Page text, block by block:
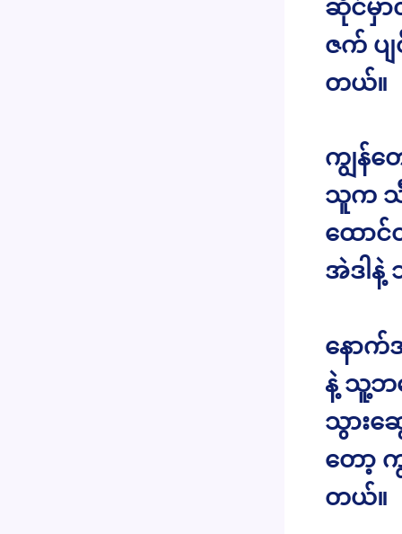
ဆိုင်မှ
ဇက် ပ
တယ်။
ကျွန်
သူက သီ
ထော
အဲဒါ
နောက်
နဲ့ သူ့ဘ
သွား
တော့
တယ်။